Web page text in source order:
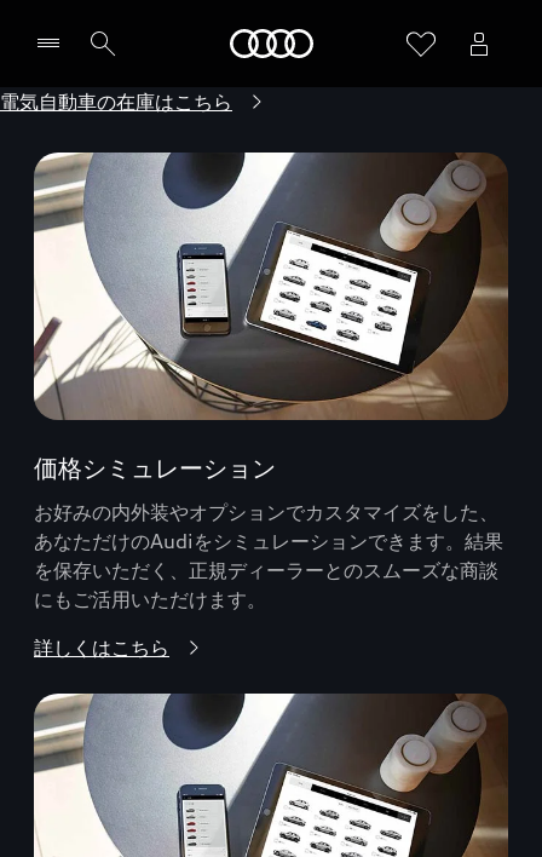
電気自動車の在庫はこちら
価格シミュレーション
お好みの内外装やオプションでカスタマイズをした、
あなただけのAudiをシミュレーションできます。結果
を保存いただく、正規ディーラーとのスムーズな商談
にもご活用いただけます。
詳しくはこちら